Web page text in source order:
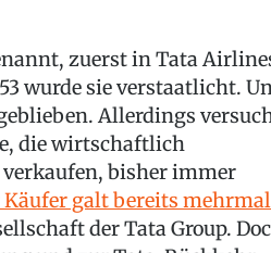
zuerst in Tata
wurde sie verstaatlicht.
Allerdings
die wirtschaftlich
bisher immer
galt bereits
der Tata Group.